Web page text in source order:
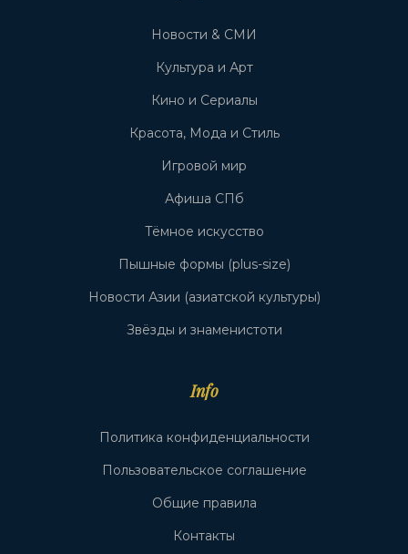
Новости & СМИ
Культура и Арт
Кино и Сериалы
Красота, Мода и Стиль
Игровой мир
Афиша СПб
Тёмное искусство
Пышные формы (plus-size)
Новости Азии (азиатской культуры)
Звёзды и знаменистоти
Info
Политика конфиденциальности
Пользовательское соглашение
Общие правила
Контакты